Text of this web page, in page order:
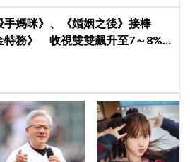
手媽咪》、《婚姻之後》接棒
特務》 收視雙雙飆升至7～8%